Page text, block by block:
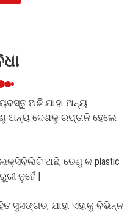
ଅଛି ଯାହା ଅନ୍ୟ
ଅନ୍ୟ ଦେଶକୁ ରପ୍ତାନି ହେଲେ
ଅଛି, ତେଣୁ କ plastic
ନୁହେଁ |
ସୁସଙ୍ଗତ, ଯାହା ଏହାକୁ ବିଭିନ୍ନ